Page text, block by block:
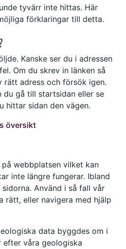
tyvärr inte hittas. Här
förklaringar till detta.
Kanske ser du i adressen
Om du skrev in länken så
rätt adress och försök igen.
du gå till startsidan eller se
hittar sidan den vägen.
översikt
webbplatsen vilket kan
inte längre fungerar. Ibland
Använd i så fall vår
rätt, eller navigera med hjälp
data byggdes om i
efter våra geologiska